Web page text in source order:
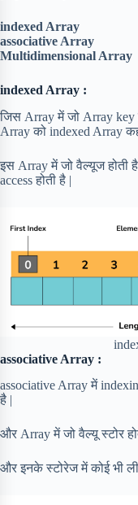
indexed Array
associative Array
Multidimensional Array
indexed Array :
जिस Array में जो Array key
Array को indexed Array
इस Array में जो वैल्यूज होती
access होती है |
associative Array :
associative Array में
है |
और Array में जो वैल्यू स्टोर
और इनके स्टोरेज में कोई भी